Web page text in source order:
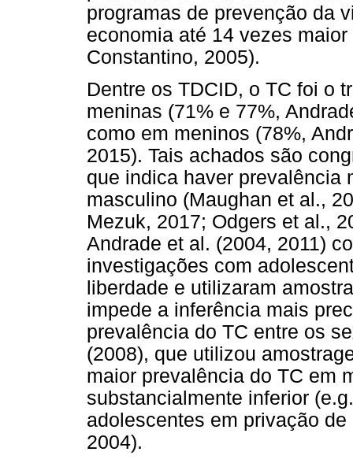
programas de prevenção da
economia até 14 vezes
Constantino, 2005).
Dentre os TDCID, o TC foi o
meninas (71% e 77%,
como em meninos (78%,
2015). Tais achados são
que indica haver prevalência
masculino (Maughan et al.,
Mezuk, 2017; Odgers et al.,
Andrade et al. (2004, 2011)
investigações com
liberdade e utilizaram
impede a inferência mais
prevalência do TC entre os
(2008), que utilizou
maior prevalência do TC em
substancialmente inferior
adolescentes em privação
2004).